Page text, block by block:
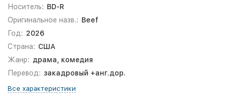
Носитель: BD-R
Оригинальное назв.: Beef
Год: 2026
Страна: США
Жанр: драма, комедия
Перевод: закадровый +анг.дор.
Все характеристики